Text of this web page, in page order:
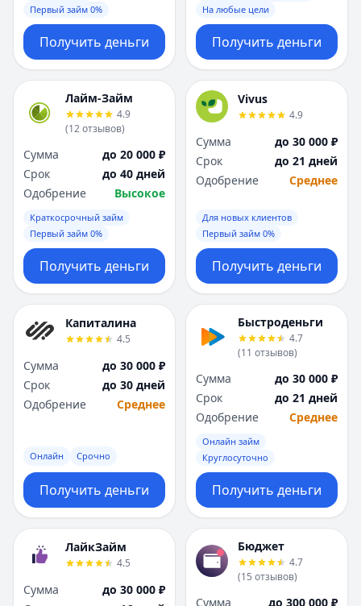
Первый займ 0%
Получить деньги
На любые цели
Получить деньги
Лайм-Займ
4.9
(12отзывов)
Сумма
до 20 000 ₽
Срок
до 40 дней
Одобрение
Высокое
Краткосрочный займ
Первый займ 0%
Получить деньги
Vivus
4.9
Сумма
до 30 000 ₽
Срок
до 21 дней
Одобрение
Среднее
Для новых клиентов
Первый займ 0%
Получить деньги
Капиталина
4.5
Сумма
до 30 000 ₽
Срок
до 30 дней
Одобрение
Среднее
Онлайн Срочно
Получить деньги
Быстроденьги
4.7
(11 отзывов)
Сумма
до 30 000 ₽
Срок
до 21 дней
Одобрение
Среднее
Онлайн займ
Круглосуточно
Получить деньги
ЛайкЗайм
4.5
Сумма
до 30 000 ₽
Бюджет
4.7
(15 отзывов)
Сумма
до 300 000 ₽